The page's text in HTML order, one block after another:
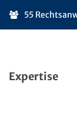
55
Expertise